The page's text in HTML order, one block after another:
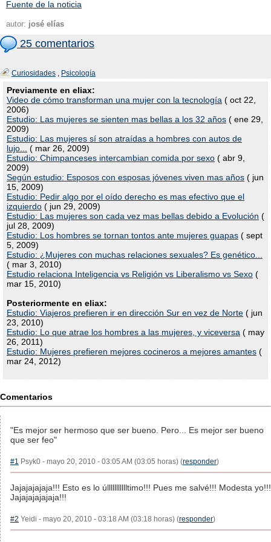
Fuente de la noticia
autor: josé elías
25 comentarios
Curiosidades , Psicología
Previamente en eliax:
Video de cómo transforman una mujer con la tecnología ( oct 22,
2006)
Estudio: Las mujeres se sienten mas bellas a los 32 años ( ene 29,
2009)
Estudio: Las mujeres sí son atraídas a hombres con autos de
lujo...
( mar 26, 2009)
Estudio: Chimpanceses intercambian comida por sexo ( abr 9,
2009)
Según estudio: Esposos con esposas jóvenes viven mas años ( jun
15, 2009)
Estudio: Pedir algo por el oído derecho es mas efectivo que el
izquierdo ( jun 29, 2009)
Estudio: Las mujeres son cada vez mas bellas debido a Evolución (
jul 28, 2009)
Estudio: Los hombres se tornan tontos ante mujeres guapas ( sept
5, 2009)
Estudio: ¿Mujeres con muchas relaciones sexuales? Es genético...
( mar 3, 2010)
Estudio relaciona Inteligencia vs Religión vs Liberalismo vs Sexo (
mar 15, 2010)
Posteriormente en eliax:
Estudio: Viajeros prefieren ir en dirección Sur en vez de Norte ( jun
23, 2010)
Estudio: Lo que atrae los hombres a las mujeres, y viceversa ( may
26, 2011)
Estudio: Mujeres prefieren mejores cocineros a mejores amantes (
mar 24, 2012)
Comentarios
"Es mejor ser hermoso que ser bueno. Pero... Es mejor ser bueno
que ser feo"
#1 Psyk0 - mayo 20, 2010 - 03:05 AM (03:05 horas) (responder)
Jajajajajaja!!! Esto es lo úllllllllllltimo!!! Pues me salvé!!! Modesta yo!!!
Jajajajajajaja!!!
#2 Yeidi - mayo 20, 2010 - 03:18 AM (03:18 horas) (responder)